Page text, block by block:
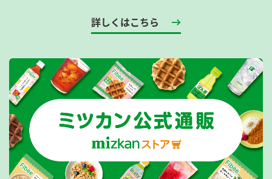
詳しくはこちら